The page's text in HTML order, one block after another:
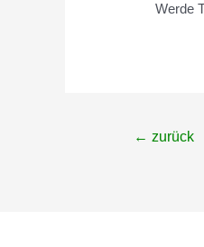
Werde
← zurück